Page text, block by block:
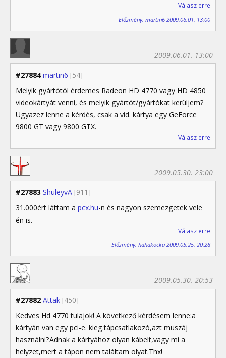
Válasz erre
Előzmény: martin6 2009.06.01. 13:00
#27884 martin6 [54]
2009.06.01. 13:00
Melyik gyártótól érdemes Radeon HD 4770 vagy HD 4850
videokártyát venni, és melyik gyártót/gyártókat kerüljem?
Ugyazez lenne a kérdés, csak a vid. kártya egy GeForce
9800 GT vagy 9800 GTX.
Válasz erre
#27883 ShuleyvA [911]
2009.05.30. 23:00
31.000ért láttam a pcx.hu-n és nagyon szemezgetek vele
én is.
Válasz erre
Előzmény: hahakocka 2009.05.25. 20:28
#27882 Attak [450]
2009.05.30. 20:53
Kedves Hd 4770 tulajok! A következő kérdésem lenne:a
kártyán van egy pci-e. kieg.tápcsatlakozó,azt muszáj
használni?Adnak a kártyához olyan kábelt,vagy mi a
helyzet,mert a tápon nem találtam olyat.Thx!